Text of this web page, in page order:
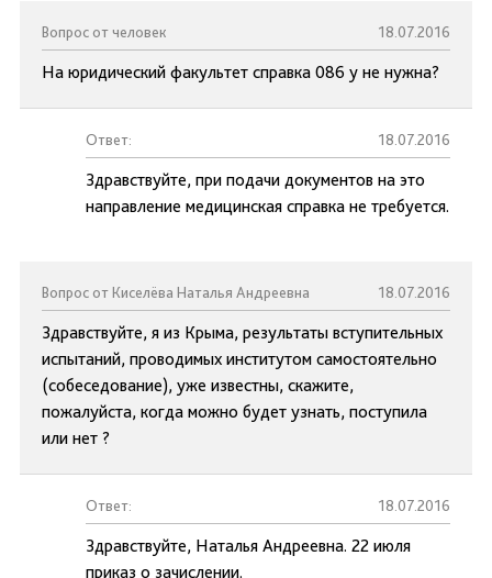
Вопрос от человек 18.07.2016
На юридический факультет справка 086 у не нужна?
Ответ: 18.07.2016
Здравствуйте, при подачи документов на это
направление медицинская справка не требуется.
Вопрос от Киселёва Наталья Андреевна 18.07.2016
Здравствуйте, я из Крыма, результаты вступительных
испытаний, проводимых институтом самостоятельно
(собеседование), уже известны, скажите,
пожалуйста, когда можно будет узнать, поступила
или нет ?
Ответ: 18.07.2016
Здравствуйте, Наталья Андреевна. 22 июля
приказ о зачислении.